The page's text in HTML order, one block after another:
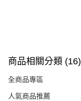
商品相關分類 (16)
全商品專區
人氣商品推薦